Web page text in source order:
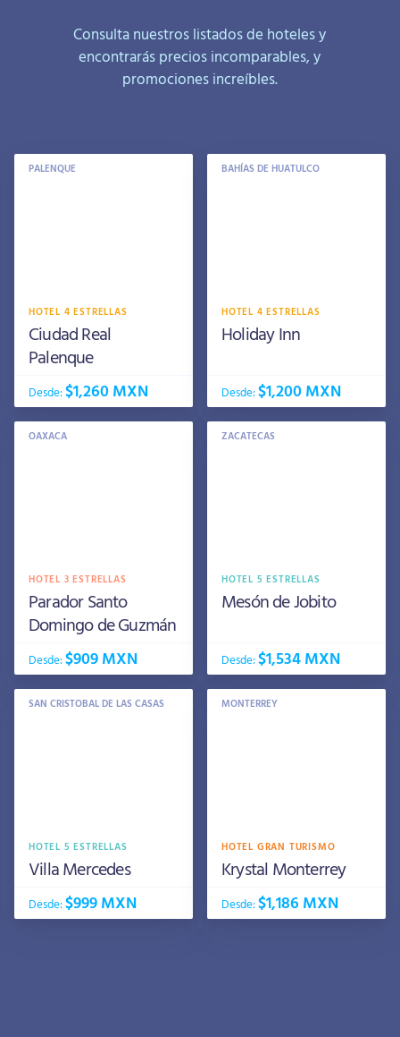
Consulta nuestros listados de hoteles y
encontrarás precios incomparables, y
promociones increíbles.
PALENQUE
HOTEL 4 ESTRELLAS
Ciudad Real
Palenque
Desde:$1,260 MXN
BAHÍAS DE HUATULCO
HOTEL 4 ESTRELLAS
Holiday Inn
Desde:$1,200 MXN
OAXACA
HOTEL 3 ESTRELLAS
Parador Santo
Domingo de Guzmán
Desde:$909 MXN
ZACATECAS
HOTEL 5 ESTRELLAS
Mesón de Jobito
Desde:$1,534 MXN
SAN CRISTOBAL DE LAS CASAS
HOTEL 5 ESTRELLAS
Villa Mercedes
Desde:$999 MXN
MONTERREY
HOTEL GRAN TURISMO
Krystal Monterrey
Desde:$1,186 MXN